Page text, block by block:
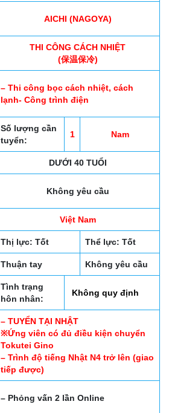
AICHI (NAGOYA)
THI CÔNG CÁCH NHIỆT
(保温保冷)
– Thi công bọc cách nhiệt, cách
lạnh- Công trình điện
Số lượng cần
tuyển:
1 Nam
DƯỚI 40 TUỔI
Không yêu cầu
Việt Nam
Thị lực: Tốt Thể lực: Tốt
Thuận tay Không yêu cầu
Tình trạng
hôn nhân:
Không quy định
– TUYỂN TẠI NHẬT
※Ứng viên có đủ điều kiện chuyển
Tokutei Gino
– Trình độ tiếng Nhật N4 trở lên (giao
tiếp được)
– Phỏng vấn 2 lần Online